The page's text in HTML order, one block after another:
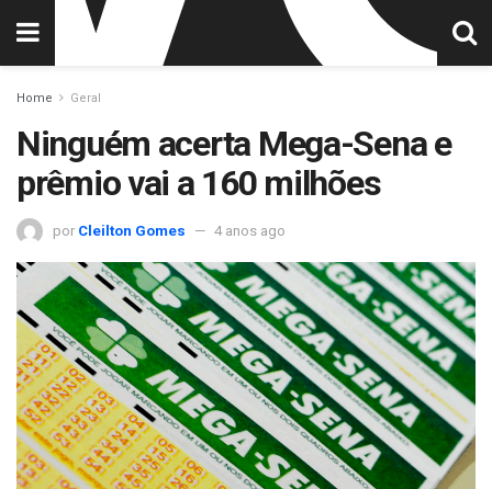
Home Geral
Ninguém acerta Mega-Sena e
prêmio vai a 160 milhões
por Cleilton Gomes 4 anos ago